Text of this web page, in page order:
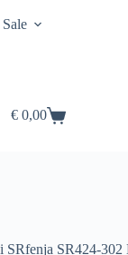
Winkelwagen
€0,00
SRfenja SR424-302